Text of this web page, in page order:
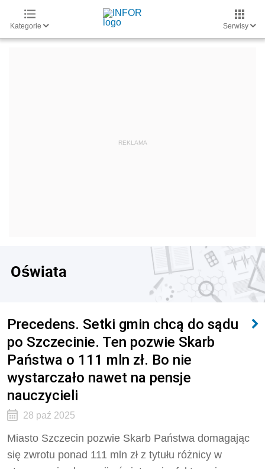
Kategorie Serwisy
Oświata
Precedens. Setki gmin chcą do sądu
po Szczecinie. Ten pozwie Skarb
Państwa o 111 mln zł. Bo nie
wystarczało nawet na pensje
nauczycieli
28 paź 2025
Miasto Szczecin pozwie Skarb Państwa domagając
się zwrotu ponad 111 mln zł z tytułu różnicy w